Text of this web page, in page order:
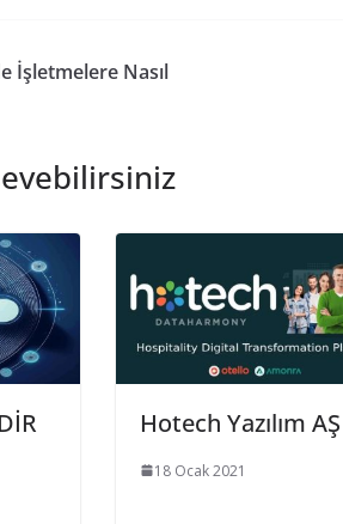
İşletmelere Nasıl
Hotech Yazılım AŞ
18 Ocak 2021